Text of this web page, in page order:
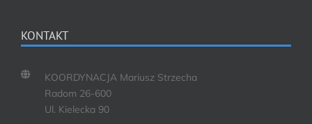
KONTAKT
KOORDYNACJA Mariusz Strzecha
Radom 26-600
Ul. Kielecka 90